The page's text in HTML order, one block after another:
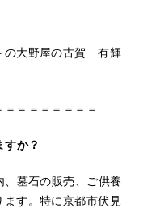
の大野屋の古賀 有輝
＝＝＝＝＝＝＝
か？
墓石の販売、ご供養
す。特に京都市伏見